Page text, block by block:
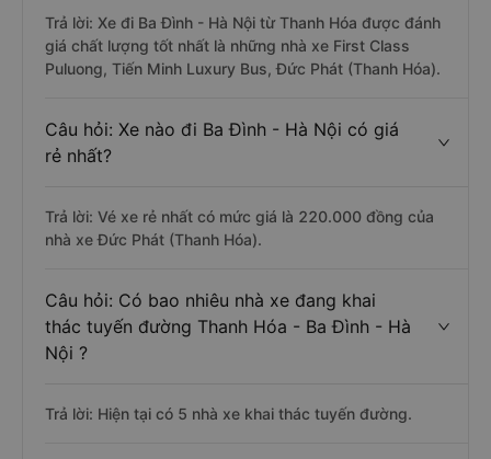
Trả lời: Xe đi Ba Đình - Hà Nội từ Thanh Hóa được đánh
giá chất lượng tốt nhất là những nhà xe First Class
Puluong, Tiến Minh Luxury Bus, Đức Phát (Thanh Hóa).
Câu hỏi: Xe nào đi Ba Đình - Hà Nội có giá
rẻ nhất?
Trả lời: Vé xe rẻ nhất có mức giá là 220.000 đồng của
nhà xe Đức Phát (Thanh Hóa).
Câu hỏi: Có bao nhiêu nhà xe đang khai
thác tuyến đường Thanh Hóa - Ba Đình - Hà
Nội ?
Trả lời: Hiện tại có 5 nhà xe khai thác tuyến đường.